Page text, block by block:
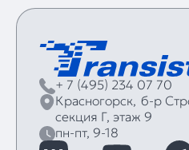
+ 7 (495) 234 07 70
Красногорск, б‑р
секция Г, этаж 9
пн-пт, 9-18